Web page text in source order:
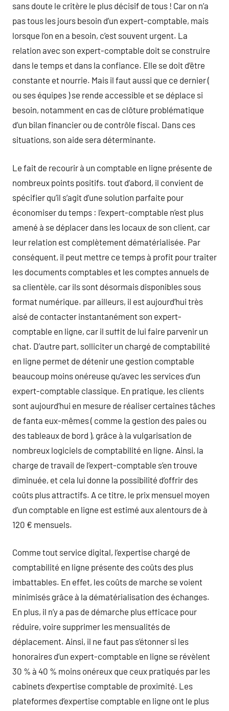
sans doute le critère le plus décisif de tous ! Car on n’a
pas tous les jours besoin d’un expert-comptable, mais
lorsque l’on en a besoin, c’est souvent urgent. La
relation avec son expert-comptable doit se construire
dans le temps et dans la confiance. Elle se doit d’être
constante et nourrie. Mais il faut aussi que ce dernier (
ou ses équipes ) se rende accessible et se déplace si
besoin, notamment en cas de clôture problématique
d’un bilan financier ou de contrôle fiscal. Dans ces
situations, son aide sera déterminante.
Le fait de recourir à un comptable en ligne présente de
nombreux points positifs. tout d’abord, il convient de
spécifier qu’il s’agit d’une solution parfaite pour
économiser du temps : l’expert-comptable n’est plus
amené à se déplacer dans les locaux de son client, car
leur relation est complètement dématérialisée. Par
conséquent, il peut mettre ce temps à profit pour traiter
les documents comptables et les comptes annuels de
sa clientèle, car ils sont désormais disponibles sous
format numérique. par ailleurs, il est aujourd’hui très
aisé de contacter instantanément son expert-
comptable en ligne, car il suffit de lui faire parvenir un
chat. D’autre part, solliciter un chargé de comptabilité
en ligne permet de détenir une gestion comptable
beaucoup moins onéreuse qu’avec les services d’un
expert-comptable classique. En pratique, les clients
sont aujourd’hui en mesure de réaliser certaines tâches
de fanta eux-mêmes ( comme la gestion des paies ou
des tableaux de bord ), grâce à la vulgarisation de
nombreux logiciels de comptabilité en ligne. Ainsi, la
charge de travail de l’expert-comptable s’en trouve
diminuée, et cela lui donne la possibilité d’offrir des
coûts plus attractifs. A ce titre, le prix mensuel moyen
d’un comptable en ligne est estimé aux alentours de à
120 € mensuels.
Comme tout service digital, l’expertise chargé de
comptabilité en ligne présente des coûts des plus
imbattables. En effet, les coûts de marche se voient
minimisés grâce à la dématérialisation des échanges.
En plus, il n’y a pas de démarche plus efficace pour
réduire, voire supprimer les mensualités de
déplacement. Ainsi, il ne faut pas s’étonner si les
honoraires d’un expert-comptable en ligne se révèlent
30 % à 40 % moins onéreux que ceux pratiqués par les
cabinets d’expertise comptable de proximité. Les
plateformes d’expertise comptable en ligne ont le plus